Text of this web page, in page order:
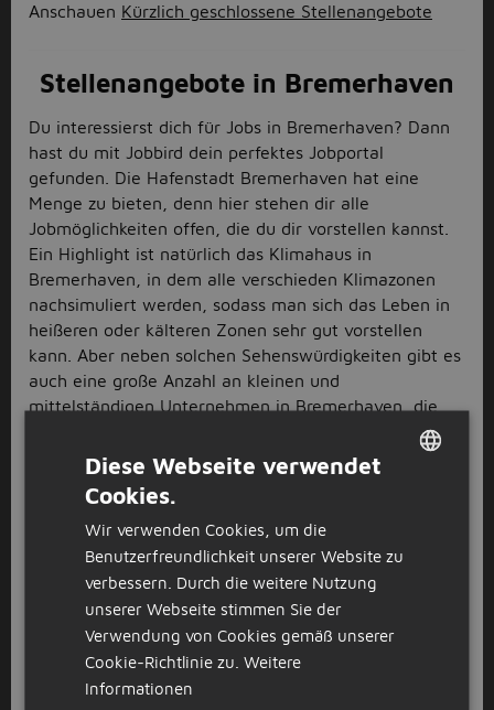
Anschauen Kürzlich geschlossene Stellenangebote
Stellenangebote in Bremerhaven
Du interessierst dich für Jobs in Bremerhaven? Dann
hast du mit Jobbird dein perfektes Jobportal
gefunden. Die Hafenstadt Bremerhaven hat eine
Menge zu bieten, denn hier stehen dir alle
Jobmöglichkeiten offen, die du dir vorstellen kannst.
Ein Highlight ist natürlich das Klimahaus in
Bremerhaven, in dem alle verschieden Klimazonen
nachsimuliert werden, sodass man sich das Leben in
heißeren oder kälteren Zonen sehr gut vorstellen
kann. Aber neben solchen Sehenswürdigkeiten gibt es
auch eine große Anzahl an kleinen und
mittelständigen Unternehmen in Bremerhaven, die
worauf wartest du noch? Schreibe eine Bewerbung
deine Karriere.
Lager und Logistik Jobs in
Bremerhaven
Du suchst besonders nachLager und Logistik Jobs
Bremerhaven? Die Transportwelt der Hafenstadt hat
im Bereich Transport und Ladung einiges zu bieten.
Mit einem LKW Führerschein bist du in
Diese Webseite verwendet
Cookies.
Wir verwenden Cookies, um die
Benutzerfreundlichkeit unserer Website zu
verbessern. Durch die weitere Nutzung
unserer Webseite stimmen Sie der
Verwendung von Cookies gemäß unserer
Cookie-Richtlinie zu. Weitere
Informationen